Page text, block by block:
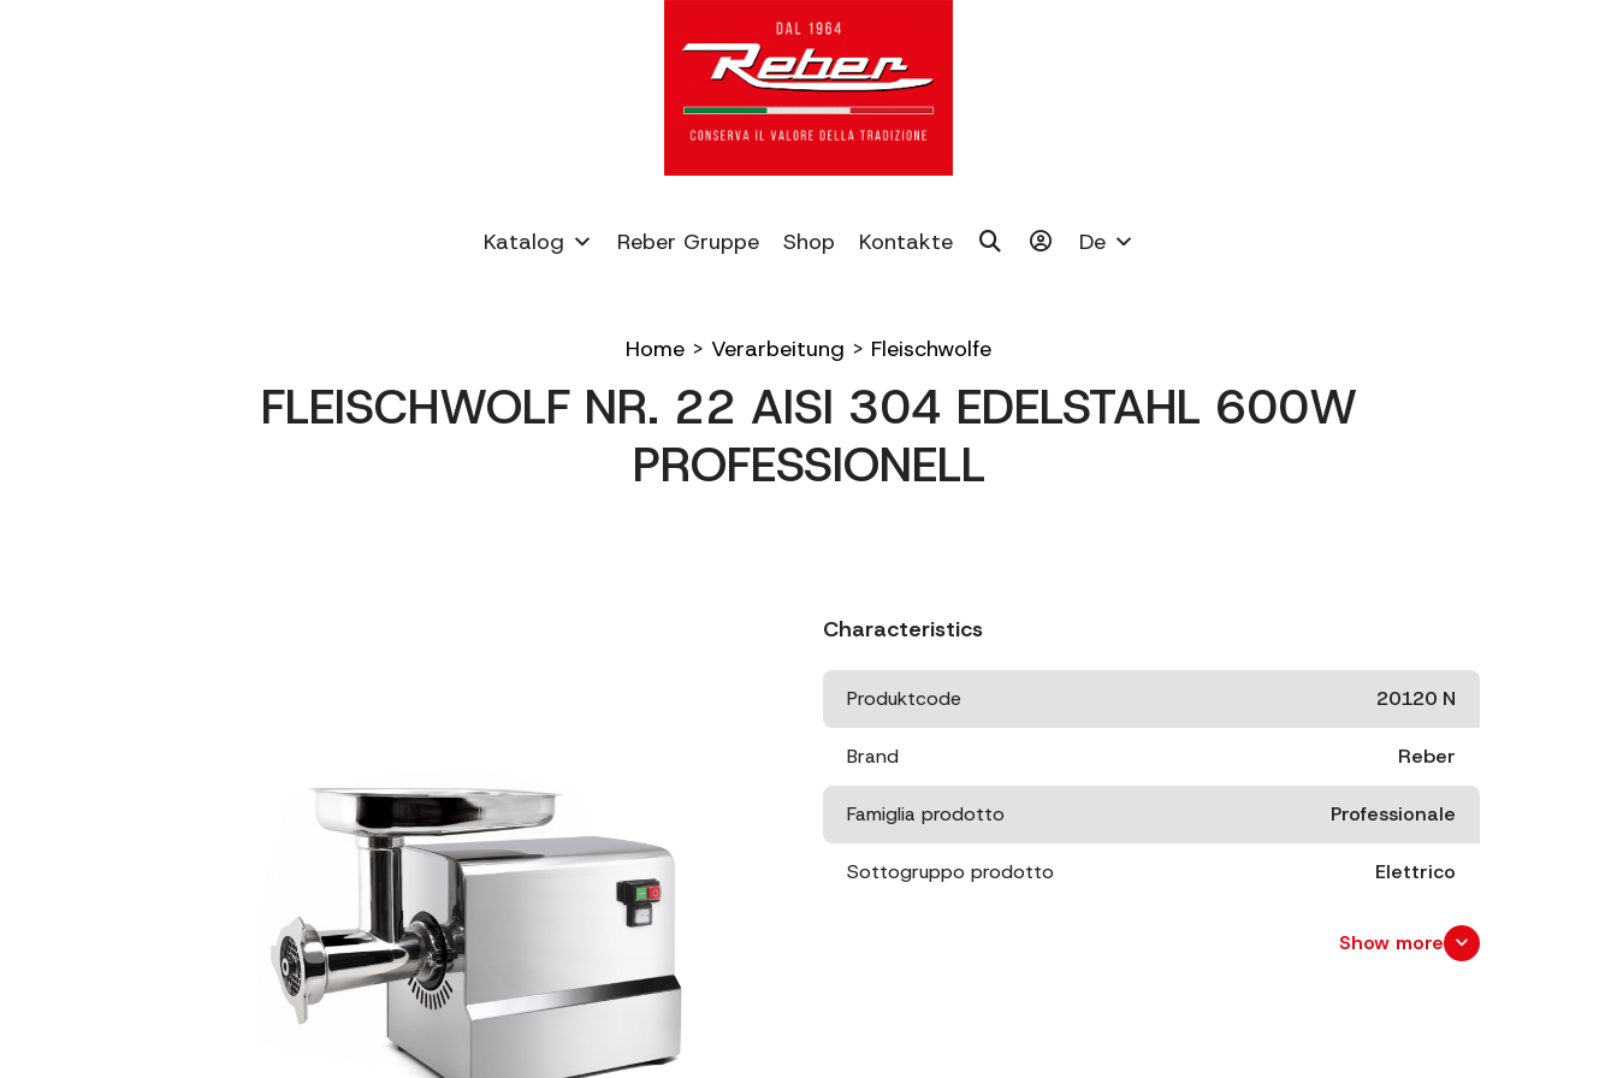
Katalog Reber Gruppe Shop Kontakte De
Home > Verarbeitung > Fleischwolfe
FLEISCHWOLF NR. 22 AISI 304 EDELSTAHL 600W
PROFESSIONELL
Characteristics
Produktcode 20120 N
Brand Reber
Famiglia prodotto Professionale
Sottogruppo prodotto Elettrico
cm. 55x24 x 38,5
Show more expand_more